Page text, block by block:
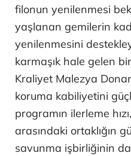
filonun yenilenmesi
yaşlanan gemilerin
yenilenmesini
karmaşık hale gelen
Kraliyet Malezya
koruma kabiliyetini
programın ilerleme
arasındaki ortaklığın
savunma işbirliğinin